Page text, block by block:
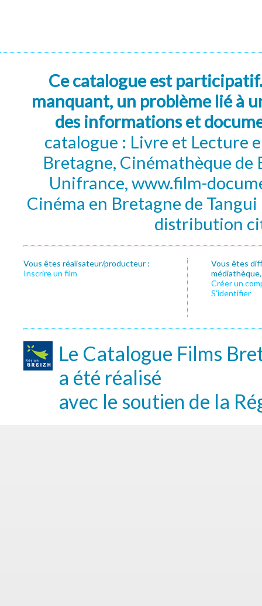
Ce catalogue est
manquant, un problème lié à
des informations et
catalogue : Livre et Lecture
Bretagne, Cinémathèque de
Unifrance, www.film-
Cinéma en Bretagne de
distribution
Vous êtes réalisateur/producteur :
Inscrire un film
Vous êtes
Créer un
S’identifier
Le Catalogue Films
a été réalisé
avec le soutien de la